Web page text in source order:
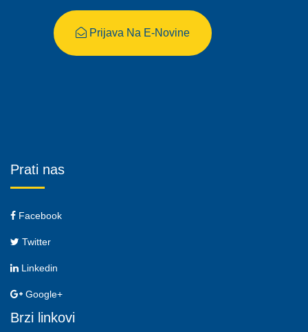
Prijava Na E-Novine
Prati nas
Facebook
Twitter
Linkedin
Google+
Brzi linkovi